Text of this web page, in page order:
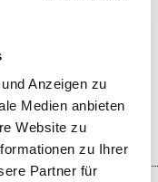
Anzeigen zu
Medien anbieten
Website zu
zu Ihrer
Partner für